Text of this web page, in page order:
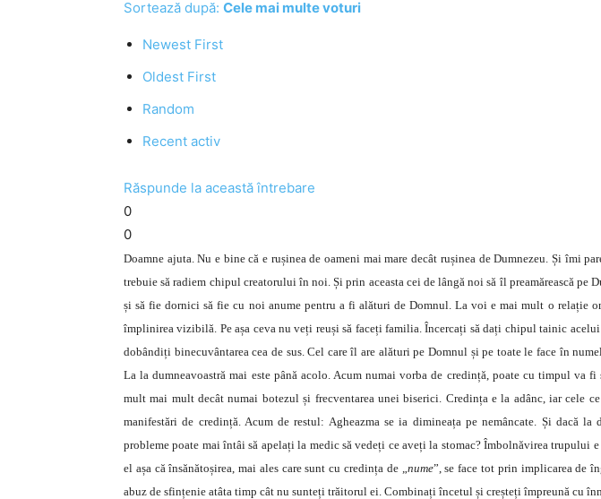
Sortează după: Cele mai multe voturi
Newest First
Oldest First
Random
Recent activ
Răspunde la această întrebare
0
0
Doamne ajuta. Nu e bine că e rușinea de oameni mai mare decât rușinea de Dumnezeu. Și îmi
trebuie să radiem chipul creatorului în noi. Și prin aceasta cei de lângă noi să îl preamărească pe
și să fie dornici să fie cu noi anume pentru a fi alături de Domnul. La voi e mai mult o relație
împlinirea vizibilă. Pe așa ceva nu veți reuși să faceți familia. Încercați să dați chipul tainic
dobândiți binecuvântarea cea de sus. Cel care îl are alături pe Domnul și pe toate le face în
La la dumneavoastră mai este până acolo. Acum numai vorba de credință, poate cu timpul va
mult mai mult decât numai botezul și frecventarea unei biserici. Credința e la adânc, iar cele
manifestări de credință. Acum de restul: Agheazma se ia dimineața pe nemâncate. Și dacă la
probleme poate mai întâi să apelați la medic să vedeți ce aveți la stomac? Îmbolnăvirea trupului
el așa că însănătoșirea, mai ales care sunt cu credința de „nume”, se face tot prin implicarea de
abuz de sfințenie atâta timp cât nu sunteți trăitorul ei. Combinați încetul și creșteți împreună cu